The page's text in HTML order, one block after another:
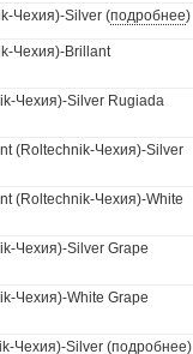
Чехия)-Silver (подробнее)
Чехия)-Brillant
Чехия)-Silver Rugiada
(Roltechnik-Чехия)-Silver
(Roltechnik-Чехия)-White
Чехия)-Silver Grape
Чехия)-White Grape
Чехия)-Silver (подробнее)